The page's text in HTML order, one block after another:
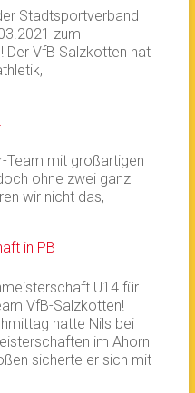
Stadtsportverband
zum
Der VfB Salzkotten hat
Team mit großartigen
ohne zwei ganz
wir nicht das,
in PB
U14 für
VfB-Salzkotten!
hatte Nils bei
im Ahorn
sicherte er sich mit